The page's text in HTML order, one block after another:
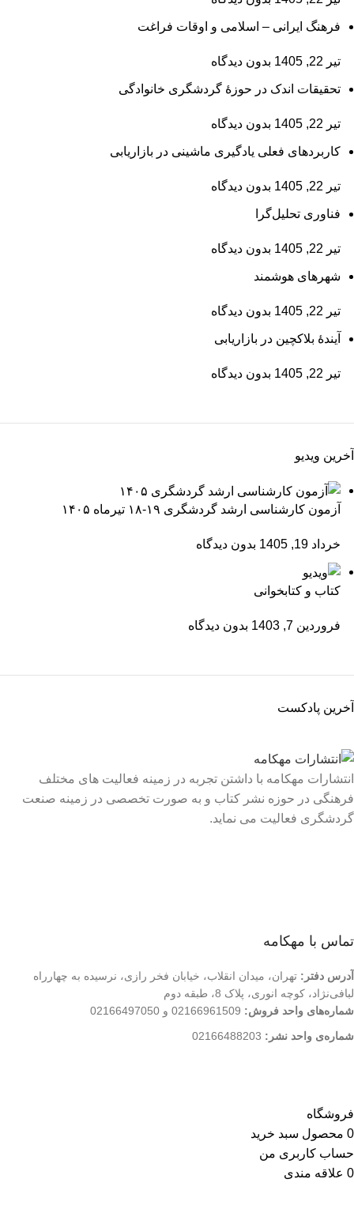
فرهنگ ایرانی – اسلامی و اوقات فراغت
تیر 22, 1405 بدون دیدگاه
تحقیقات اندک در حوزۀ گردشگری خانوادگی
تیر 22, 1405 بدون دیدگاه
کاربردهای فعلی یادگیری ماشینی در بازاریابی
تیر 22, 1405 بدون دیدگاه
فناوری تحلیل‌گرا
تیر 22, 1405 بدون دیدگاه
شهرهای هوشمند
تیر 22, 1405 بدون دیدگاه
آیندۀ بلاکچین در بازاریابی
تیر 22, 1405 بدون دیدگاه
آخرین ویدیو
آزمون کارشناسی ارشد گردشگری ۱۹-۱۸ تیرماه ۱۴۰۵
خرداد 19, 1405 بدون دیدگاه
کتاب و کتابخوانی
فروردین 7, 1403 بدون دیدگاه
آخرین پادکست
انتشارات مهکامه با داشتن تجربه در زمینه فعالیت های مختلف
فرهنگی در حوزه نشر کتاب و به صورت تخصصی در زمینه صنعت
گردشگری فعالیت می نماید.
تماس با مهکامه
آدرس دفتر: تهران، میدان انقلاب، خیابان فخر رازی، نرسیده به چهارراه
لبافی‌نژاد، کوچه انوری، پلاک 8، طبقه دوم
شماره‌های واحد فروش: 02166961509 و 02166497050
شماره‌‌ی واحد نشر:
فروشگاه
0 محصول سبد خرید
حساب کاربری من
0 علاقه مندی